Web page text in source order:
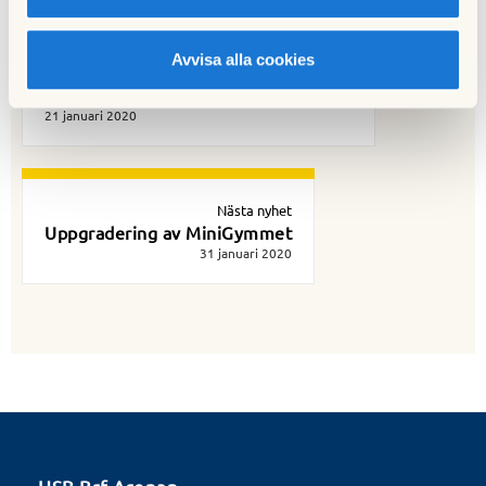
Avvisa alla cookies
Motioner till föreningsstämman 2020
21 januari 2020
Nästa nyhet
Uppgradering av MiniGymmet
31 januari 2020